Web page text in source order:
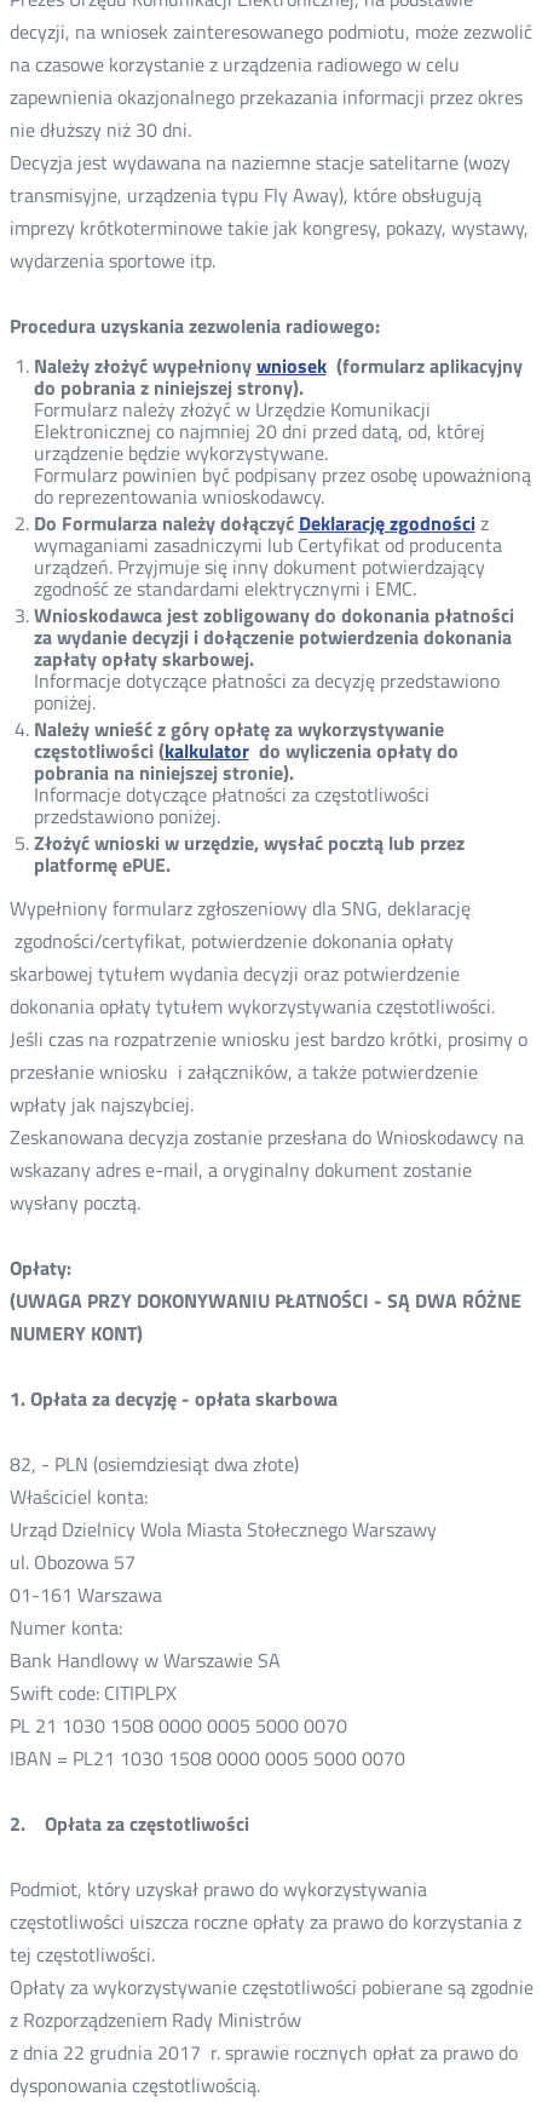
decyzji, na wniosek zainteresowanego podmiotu, może zezwolić
na czasowe korzystanie z urządzenia radiowego w celu
zapewnienia okazjonalnego przekazania informacji przez okres
nie dłuższy niż 30 dni.
Decyzja jest wydawana na naziemne stacje satelitarne (wozy
transmisyjne, urządzenia typu Fly Away), które obsługują
imprezy krótkoterminowe takie jak kongresy, pokazy, wystawy,
wydarzenia sportowe itp.
Procedura uzyskania zezwolenia radiowego:
Należy złożyć wypełnionywniosek(formularz aplikacyjny
do pobrania z niniejszej strony).
Formularz należy złożyć w Urzędzie Komunikacji
Elektronicznej co najmniej 20 dni przed datą, od, której
urządzenie będzie wykorzystywane.
Formularz powinien być podpisany przez osobę upoważnioną
do reprezentowania wnioskodawcy.
Do Formularza należy dołączyć Deklarację zgodnościz
wymaganiami zasadniczymi lub Certyfikat od producenta
urządzeń. Przyjmuje się inny dokument potwierdzający
zgodność ze standardami elektrycznymi i EMC.
Wnioskodawca jest zobligowany do dokonania płatności
za wydanie decyzji i dołączenie potwierdzenia dokonania
zapłaty opłaty skarbowej.
Informacje dotyczące płatności za decyzję przedstawiono
poniżej.
Należy wnieść z góry opłatę za wykorzystywanie
częstotliwości (kalkulatordo wyliczenia opłaty do
pobrania na niniejszej stronie).
Informacje dotyczące płatności za częstotliwości
przedstawiono poniżej.
Złożyć wnioski w urzędzie, wysłać pocztą lub przez
platformę ePUE.
Wypełniony formularz zgłoszeniowy dla SNG, deklarację
zgodności/certyfikat, potwierdzenie dokonania opłaty
skarbowej tytułem wydania decyzji oraz potwierdzenie
dokonania opłaty tytułem wykorzystywania częstotliwości.
Jeśli czas na rozpatrzenie wniosku jest bardzo krótki, prosimy o
przesłanie wniosku i załączników, a także potwierdzenie
wpłaty jak najszybciej.
Zeskanowana decyzja zostanie przesłana do Wnioskodawcy na
wskazany adres e-mail, a oryginalny dokument zostanie
wysłany pocztą.
Opłaty:
(UWAGA PRZY DOKONYWANIU PŁATNOŚCI - SĄ DWA RÓŻNE
NUMERY KONT)
1. Opłata za decyzję - opłata skarbowa
82, - PLN (osiemdziesiąt dwa złote)
Właściciel konta:
Urząd Dzielnicy Wola Miasta Stołecznego Warszawy
ul. Obozowa 57
01-161 Warszawa
Numer konta:
Bank Handlowy w Warszawie SA
Swift code: CITIPLPX
PL 21 1030 1508 0000 0005 5000 0070
IBAN = PL21 1030 1508 0000 0005 5000 0070
2. Opłata za częstotliwości
Podmiot, który uzyskał prawo do wykorzystywania
częstotliwości uiszcza roczne opłaty za prawo do korzystania z
tej częstotliwości.
Opłaty za wykorzystywanie częstotliwości pobierane są zgodnie
z Rozporządzeniem Rady Ministrów
z dnia 22 grudnia 2017 r. sprawie rocznych opłat za prawo do
dysponowania częstotliwością.